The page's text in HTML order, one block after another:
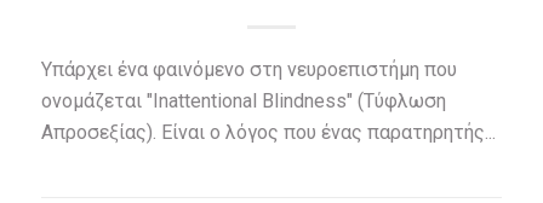
Υπάρχει ένα φαινόμενο στη νευροεπιστήμη που
ονομάζεται "Inattentional Blindness" (Τύφλωση
Απροσεξίας). Είναι ο λόγος που ένας παρατηρητής...